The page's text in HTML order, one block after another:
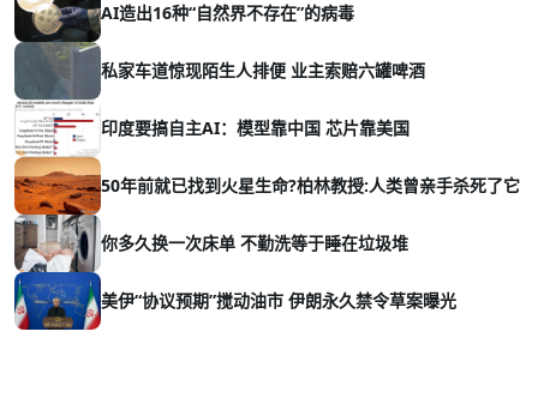
AI造出16种“自然界不存在”的病毒
私家车道惊现陌生人排便 业主索赔六罐啤酒
印度要搞自主AI：模型靠中国 芯片靠美国
50年前就已找到火星生命?柏林教授:人类曾亲手杀死了它
你多久换一次床单 不勤洗等于睡在垃圾堆
美伊“协议预期”搅动油市 伊朗永久禁令草案曝光